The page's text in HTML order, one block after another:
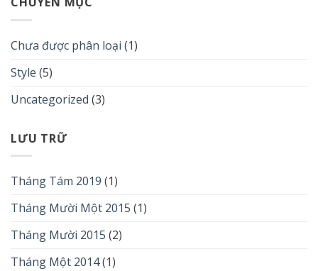
Chưa được phân loại (1)
Style (5)
Uncategorized (3)
LƯU TRỮ
Tháng Tám 2019 (1)
Tháng Mười Một 2015 (1)
Tháng Mười 2015 (2)
Tháng Một 2014(1)